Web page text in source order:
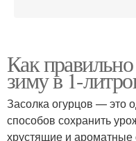
Огурцы без уксуса
Огурцы с лимонной
Как
зиму в 1-
Засолка огурцов — это
способов сохранить
хрустящие и ароматные